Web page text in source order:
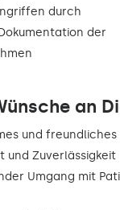
durch
der
an
und
und Zuverlässigkeit
Umgang mit